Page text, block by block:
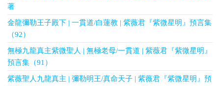
著
金龍彌勒王子殿下 | 一貫道/白蓮教 | 紫薇君『紫微星明』預言集
（92）
無極九龍真主紫微聖人 | 無極老母/一貫道 | 紫薇君『紫微星明』
預言集（91）
紫薇聖人九龍真主 | 彌勒明王/真命天子 | 紫薇君『紫微星明』預